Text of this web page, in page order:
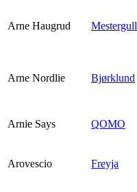
Arne Haugrud Mestergull
Arne Nordlie Bjørklund
Arnie Says QOMO
Arovescio Freyja